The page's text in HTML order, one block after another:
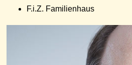
F.i.Z. Familienhaus